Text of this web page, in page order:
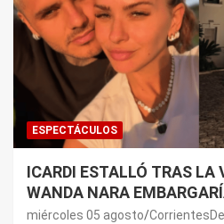
ESPECTÁCULOS
ICARDI ESTALLÓ TRAS LA
WANDA NARA
NORDELTA: “NECESITAN
miércoles 05 agosto